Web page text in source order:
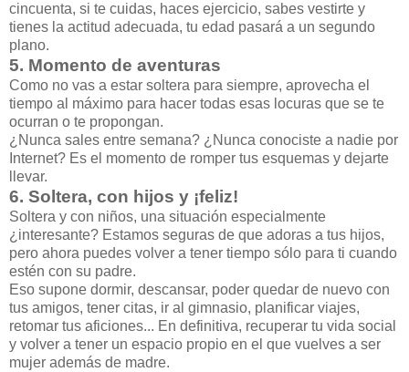
cincuenta, si te cuidas, haces ejercicio, sabes vestirte y
tienes la actitud adecuada, tu edad pasará a un segundo
plano.
5. Momento de aventuras
Como no vas a estar soltera para siempre, aprovecha el
tiempo al máximo para hacer todas esas locuras que se te
ocurran o te propongan.
¿Nunca sales entre semana? ¿Nunca conociste a nadie por
Internet? Es el momento de romper tus esquemas y dejarte
llevar.
6. Soltera, con hijos y ¡feliz!
Soltera y con niños, una situación especialmente
¿interesante? Estamos seguras de que adoras a tus hijos,
pero ahora puedes volver a tener tiempo sólo para ti cuando
estén con su padre.
Eso supone dormir, descansar, poder quedar de nuevo con
tus amigos, tener citas, ir al gimnasio, planificar viajes,
retomar tus aficiones... En definitiva, recuperar tu vida social
y volver a tener un espacio propio en el que vuelves a ser
mujer además de madre.